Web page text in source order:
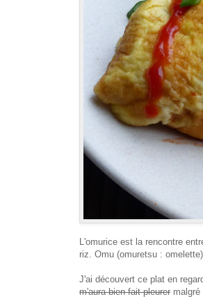
L'omurice est la rencontre
riz. Omu (omuretsu :
J'ai découvert ce plat en
m'aura bien fait pleurer